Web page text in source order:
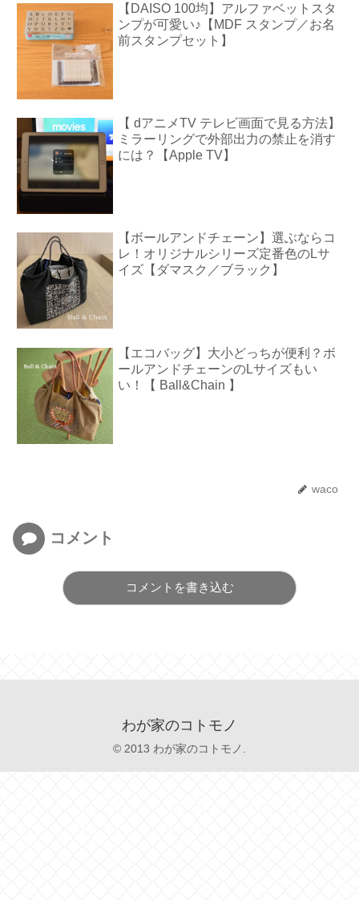
【DAISO 100均】アルファベットスタ
ンプが可愛い♪【MDF スタンプ／お名
前スタンプセット】
【 dアニメTV テレビ画面で見る方法】
ミラーリングで外部出力の禁止を消す
には？【Apple TV】
【ボールアンドチェーン】選ぶならコ
レ！オリジナルシリーズ定番色のLサ
イズ【ダマスク／ブラック】
【エコバッグ】大小どっちが便利？ボ
ールアンドチェーンのLサイズもい
い！【 Ball&Chain 】
waco
コメント
コメントを書き込む
わが家のコトモノ
© 2013 わが家のコトモノ.